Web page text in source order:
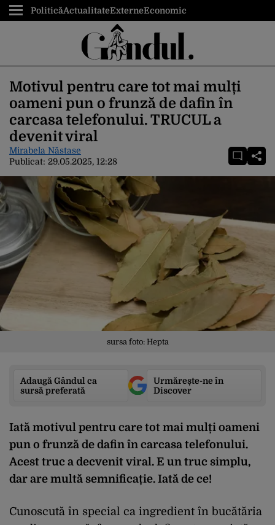
PoliticăActualitateExterneEconomic
Motivul pentru care tot mai mulți
oameni pun o frunză de dafin în
carcasa telefonului. TRUCUL a
devenit viral
Mirabela Năstase
Publicat: 29.05.2025, 12:28
sursa foto: Hepta
Adaugă Gândul ca
sursă preferată
Urmărește-ne în
Discover
Iată motivul pentru care tot mai mulți oameni
pun o frunză de dafin în carcasa telefonului.
Acest truc a decvenit viral. E un truc simplu,
dar are multă semnificație. Iată de ce!
Cunoscută în special ca ingredient în bucătăria